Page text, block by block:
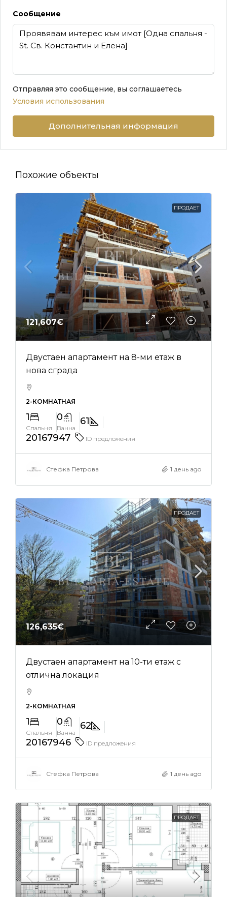
Сообщение
Отправляя это сообщение, вы соглашаетесь
Условия использования
Дополнительная информация
Похожие объекты
ПРОДАЕТ
121,607€
Двустаен апартамент на 8-ми етаж в
нова сграда
2-КОМНАТНАЯ
1
Спальня
0
Ванна
61
20167947
ID предложения
Стефка Петрова 1 день ago
ПРОДАЕТ
126,635€
Двустаен апартамент на 10-ти етаж с
отлична локация
2-КОМНАТНАЯ
1
Спальня
0
Ванна
62
20167946
ID предложения
Стефка Петрова 1 день ago
ПРОДАЕТ